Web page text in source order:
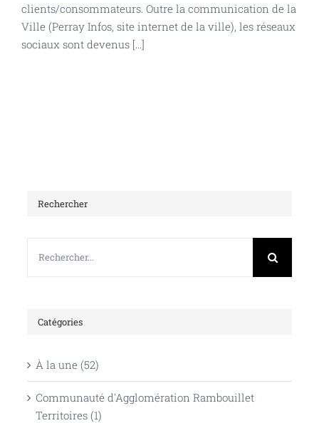
clients/consommateurs. Outre la communication de la
Ville (Perray Infos, site internet de la ville), les réseaux
sociaux sont devenus [...]
Rechercher
Catégories
À la une (52)
Communauté d'Agglomération Rambouillet
Territoires (1)